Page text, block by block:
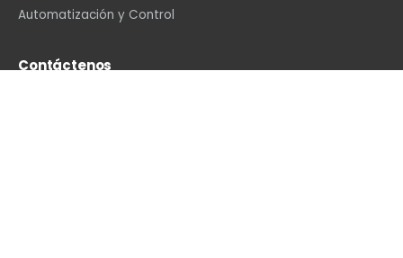
Automatización y Control
Contáctenos